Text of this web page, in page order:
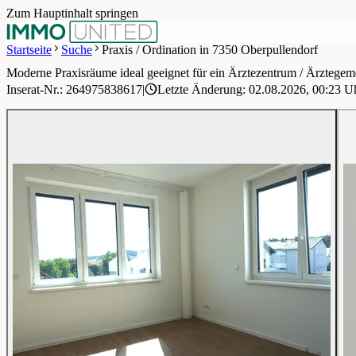
Zum Hauptinhalt springen
Startseite
Suche Praxis / Ordination in 7350 Oberpullendorf
1 / 15
Moderne Praxisräume ideal geeignet für ein Ärztezentrum /
Inserat-Nr.: 264975838617| Letzte Änderung: 02.08.2026, 00:23